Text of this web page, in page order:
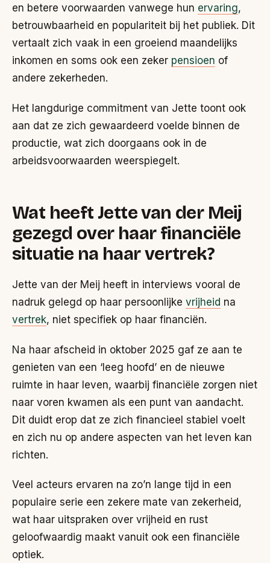
en betere voorwaarden vanwege hun ervaring,
betrouwbaarheid en populariteit bij het publiek. Dit
vertaalt zich vaak in een groeiend maandelijks
inkomen en soms ook een zeker pensioen of
andere zekerheden.
Het langdurige commitment van Jette toont ook
aan dat ze zich gewaardeerd voelde binnen de
productie, wat zich doorgaans ook in de
arbeidsvoorwaarden weerspiegelt.
Wat heeft Jette van der Meij
gezegd over haar financiële
situatie na haar vertrek?
Jette van der Meij heeft in interviews vooral de
nadruk gelegd op haar persoonlijke vrijheid na
vertrek, niet specifiek op haar financiën.
Na haar afscheid in oktober 2025 gaf ze aan te
genieten van een ‘leeg hoofd’ en de nieuwe
ruimte in haar leven, waarbij financiële zorgen niet
naar voren kwamen als een punt van aandacht.
Dit duidt erop dat ze zich financieel stabiel voelt
en zich nu op andere aspecten van het leven kan
richten.
Veel acteurs ervaren na zo’n lange tijd in een
populaire serie een zekere mate van zekerheid,
wat haar uitspraken over vrijheid en rust
geloofwaardig maakt vanuit ook een financiële
optiek.